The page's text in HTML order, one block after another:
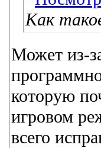
Как
Может из-
которую
игровом
всего